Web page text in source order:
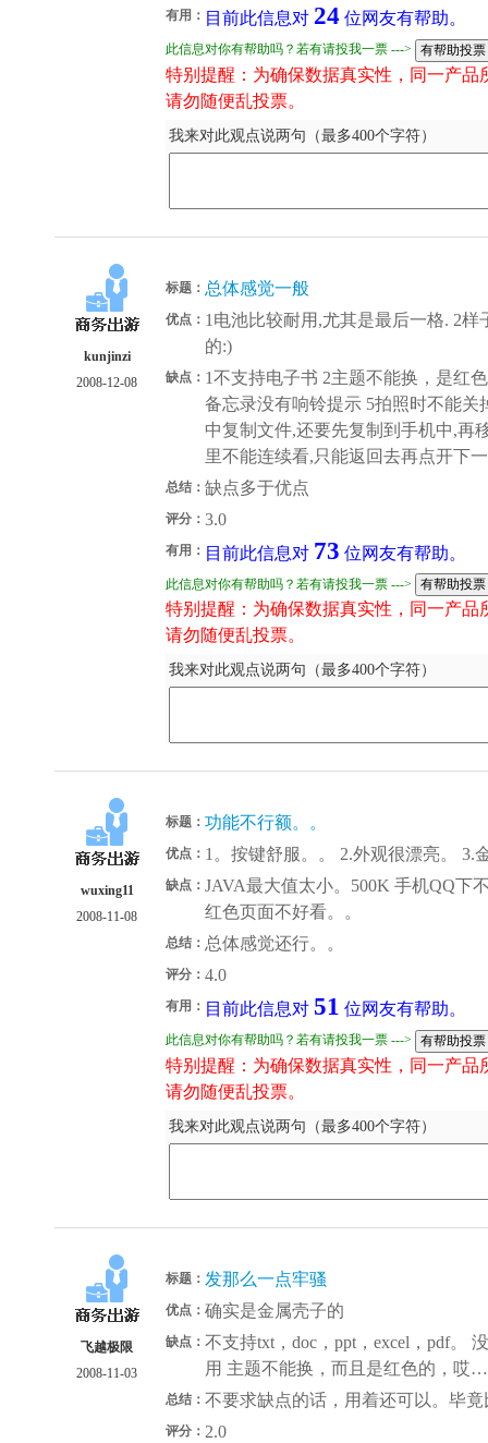
有用： 目前此信息对 24 位网友有帮助。
此信息对你有帮助吗？若有请投我一票 --->
特别提醒：为确保数据真实性，同一产
请勿随便乱投票。
我来对此观点说两句（最多400个字符）
kunjinzi
2008-12-08
标题： 总体感觉一般
优点： 1电池比较耐用,尤其是最后一格. 2
的:)
缺点： 1不支持电子书 2主题不能换，是红
备忘录没有响铃提示 5拍照时不能
中复制文件,还要先复制到手机中,再
里不能连续看,只能返回去再点开下
总结： 缺点多于优点
评分： 3.0
有用： 目前此信息对 73 位网友有帮助。
此信息对你有帮助吗？若有请投我一票 --->
特别提醒：为确保数据真实性，同一产
请勿随便乱投票。
我来对此观点说两句（最多400个字符）
wuxing11
2008-11-08
标题： 功能不行额。。
优点： 1。按键舒服。。 2.外观很漂亮。 3.
缺点： JAVA最大值太小。500K 手机QQ下
红色页面不好看。。
总结： 总体感觉还行。。
评分： 4.0
有用： 目前此信息对 51 位网友有帮助。
此信息对你有帮助吗？若有请投我一票 --->
特别提醒：为确保数据真实性，同一产
请勿随便乱投票。
我来对此观点说两句（最多400个字符）
飞越极限
2008-11-03
标题： 发那么一点牢骚
优点： 确实是金属壳子的
缺点： 不支持txt，doc，ppt，excel，pdf。
用 主题不能换，而且是红色的，
总结： 不要求缺点的话，用着还可以。毕
评分： 2.0